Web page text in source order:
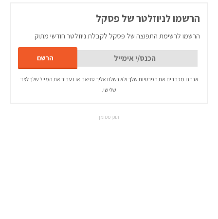
הרשמו לניוזלטר של פסקל
הרשמו לרשימת התפוצה של פסקל לקבלת ניוזלטר חודשי מתוק
אנחנו מכבדים את הפרטיות שלך ולא נשלח אליך ספאם או נעביר את המייל שלך לצד
שלישי.
תוכן ממומן